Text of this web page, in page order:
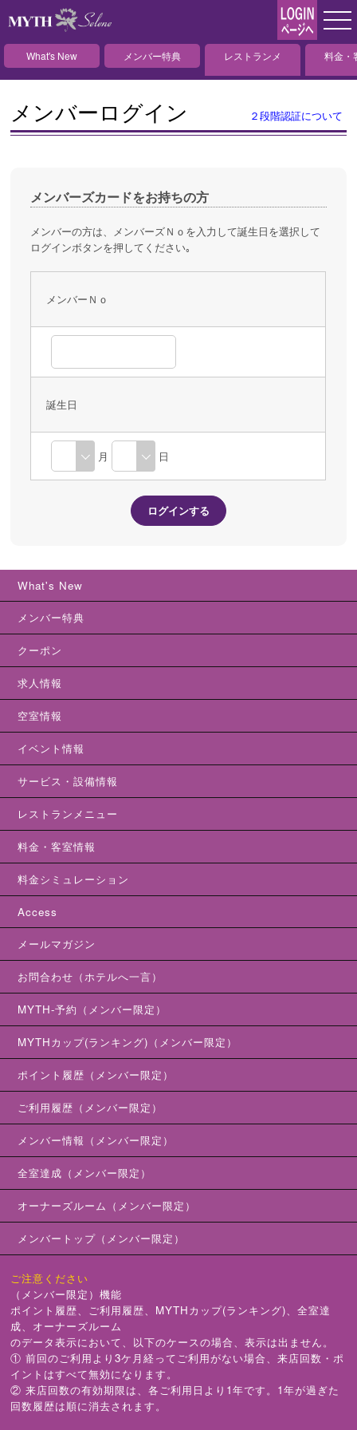
What's New メンバー特典
レストランメ
ニュー
料金・
報
メンバーログイン ２段階認証について
メンバーズカードをお持ちの方
メンバーの方は、メンバーズＮｏを入力して誕生日を選択して
ログインボタンを押してください｡
メンバーＮｏ
誕生日
月 日
What's New
メンバー特典
クーポン
求人情報
空室情報
イベント情報
サービス・設備情報
レストランメニュー
料金・客室情報
料金シミュレーション
Access
メールマガジン
お問合わせ（ホテルへ一言）
MYTH-予約（メンバー限定）
MYTHカップ(ランキング)（メンバー限定）
ポイント履歴（メンバー限定）
ご利用履歴（メンバー限定）
メンバー情報（メンバー限定）
全室達成（メンバー限定）
オーナーズルーム（メンバー限定）
メンバートップ（メンバー限定）
ご注意ください
（メンバー限定）機能
ポイント履歴、ご利用履歴、MYTHカップ(ランキング)、全室達
成、オーナーズルーム
のデータ表示において、以下のケースの場合、表示は出ません。
① 前回のご利用より3ケ月経ってご利用がない場合、来店回数・ポ
イントはすべて無効になります。
② 来店回数の有効期限は、各ご利用日より1年です。1年が過ぎた
回数履歴は順に消去されます。